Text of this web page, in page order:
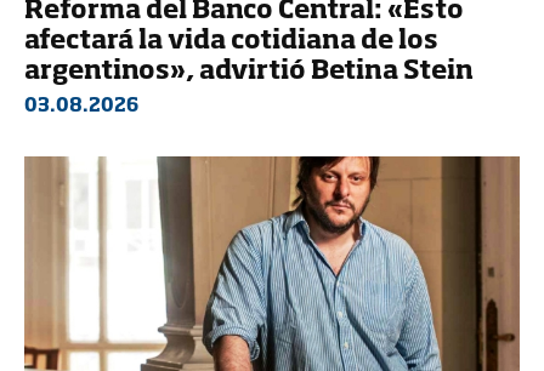
Reforma del Banco Central: «Esto
afectará la vida cotidiana de los
argentinos», advirtió Betina Stein
03.08.2026